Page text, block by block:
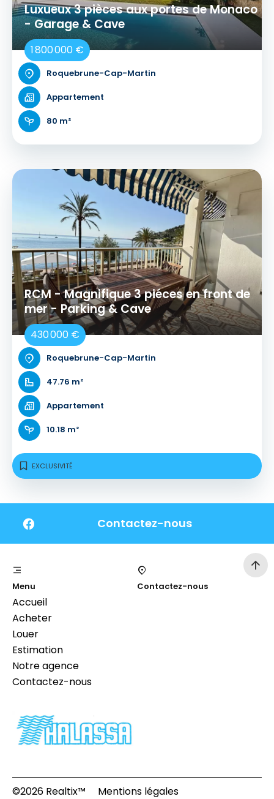
Luxueux 3 pièces aux portes de Monaco
- Garage & Cave
1 800 000 €
Roquebrune-Cap-Martin
Appartement
80 m²
RCM - Magnifique 3 piéces en front de
mer - Parking & Cave
430 000 €
Roquebrune-Cap-Martin
47.76 m²
Appartement
10.18 m²
EXCLUSIVITÉ
Contactez-nous
Menu
Accueil
Acheter
Louer
Estimation
Notre agence
Contactez-nous
Contactez-nous
©2026 Realtix™
Mentions légales